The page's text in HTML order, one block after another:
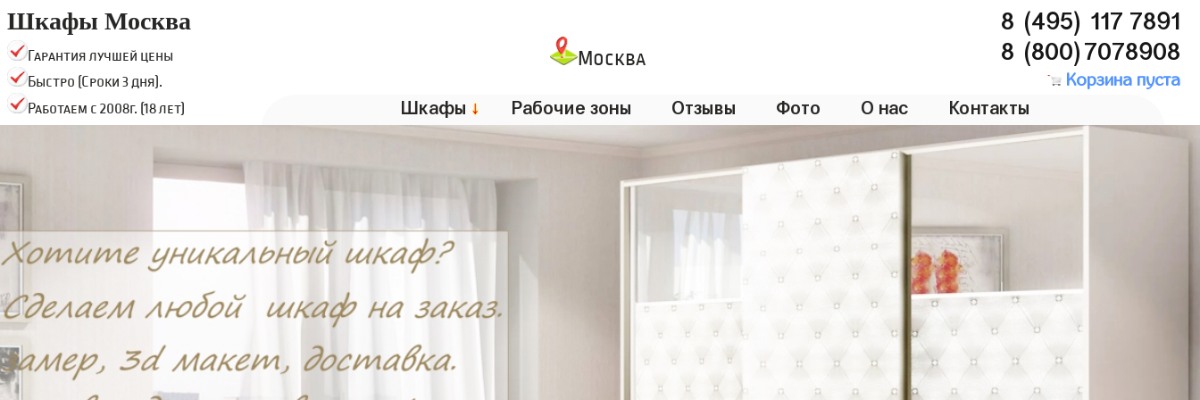
Шкафы Москва
Гарантия лучшей цены
Быстро (Сроки 3 дня).
Работаем с 2008г. (18 лет)
Москва
8 (495) 117 7891
8 (800)7078908
Корзина пуста
Шкафы ↓ Рабочие зоны Отзывы Фото О нас Контакты